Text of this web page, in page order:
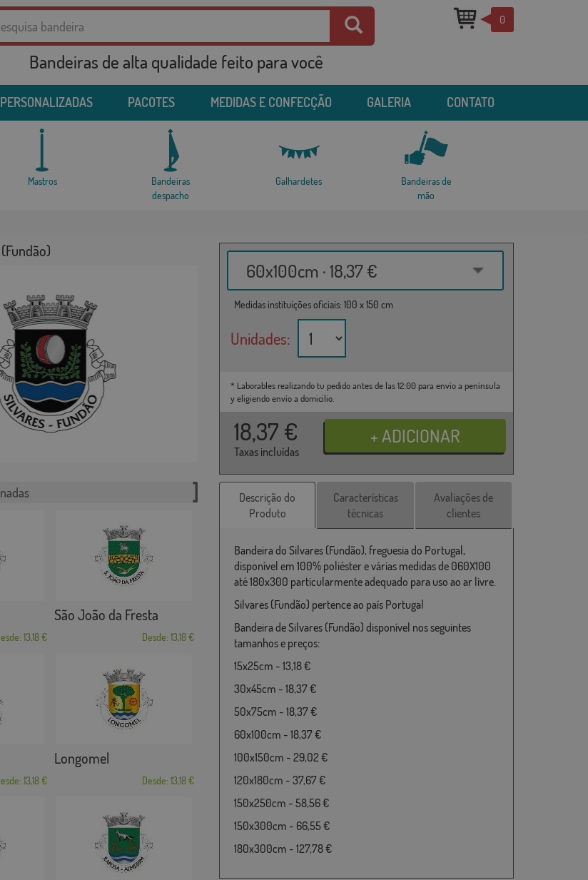
Bandeiras de alta qualidade feito para você
0
PACOTES MEDIDAS E CONFECÇÃO GALERIA CONTATO
Mastros
Bandeiras
despacho
Galhardetes
Bandeiras de
mão
60x100cm · 18,37 €
Medidas instituições oficiais: 100 x 150 cm
Unidades:
* Laborables realizando tu pedido antes de las 12:00 para envío a península
y eligiendo envío a domicilio.
18,37 €
Taxas incluídas
13,18 €
São João da Fresta
Desde: 13,18 €
13,18 €
Longomel
Desde: 13,18 €
Descrição do
Produto
Características
técnicas
Avaliações de
clientes
Bandeira do Silvares (Fundão), freguesia do Portugal,
disponível em 100% poliéster e várias medidas de 060X100
até 180x300 particularmente adequado para uso ao ar livre.
Silvares (Fundão) pertence ao país Portugal
Bandeira de Silvares (Fundão) disponível nos seguintes
tamanhos e preços:
15x25cm - 13,18 €
30x45cm - 18,37 €
50x75cm - 18,37 €
60x100cm - 18,37 €
100x150cm - 29,02 €
120x180cm - 37,67 €
150x250cm - 58,56 €
150x300cm - 66,55 €
180x300cm - 127,78 €